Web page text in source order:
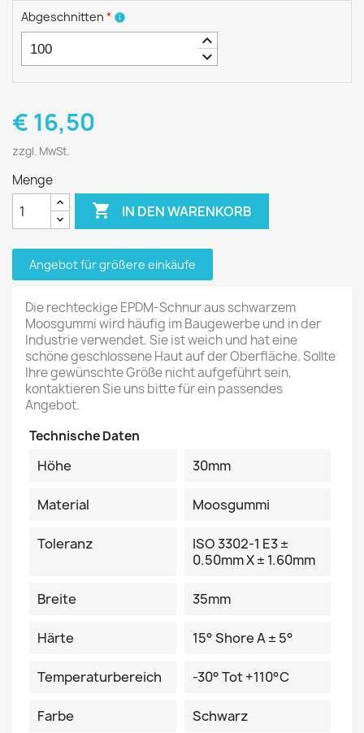
Abgeschnitten * info
keyboard_arrow_up
keyboard_arrow_down
€ 16,50
zzgl. MwSt.
Menge
 IN DEN WARENKORB
Angebot für größere einkäufe
Die rechteckige EPDM-Schnur aus schwarzem
Moosgummi wird häufig im Baugewerbe und in der
Industrie verwendet. Sie ist weich und hat eine
schöne geschlossene Haut auf der Oberfläche. Sollte
Ihre gewünschte Größe nicht aufgeführt sein,
kontaktieren Sie uns bitte für ein passendes
Angebot.
Technische Daten
Höhe 30mm
Material Moosgummi
Toleranz
ISO 3302-1 E3 ±
0.50mm X ± 1.60mm
Breite 35mm
Härte 15° Shore A ± 5°
Temperaturbereich -30° Tot +110°C
Farbe Schwarz